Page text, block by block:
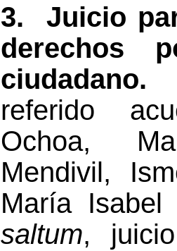
3.
Juicio
derechos
referido
Ochoa,
Mendivil,
María Isabel
saltum,